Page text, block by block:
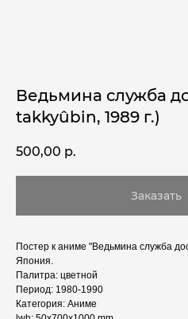
Ведьмина служба
takkyûbin, 1989 г.)
500,00 р.
Заказать
Постер к аниме "Ведьмина служба
Япония.
Палитра: цветной
Период: 1980-1990
Категория: Аниме